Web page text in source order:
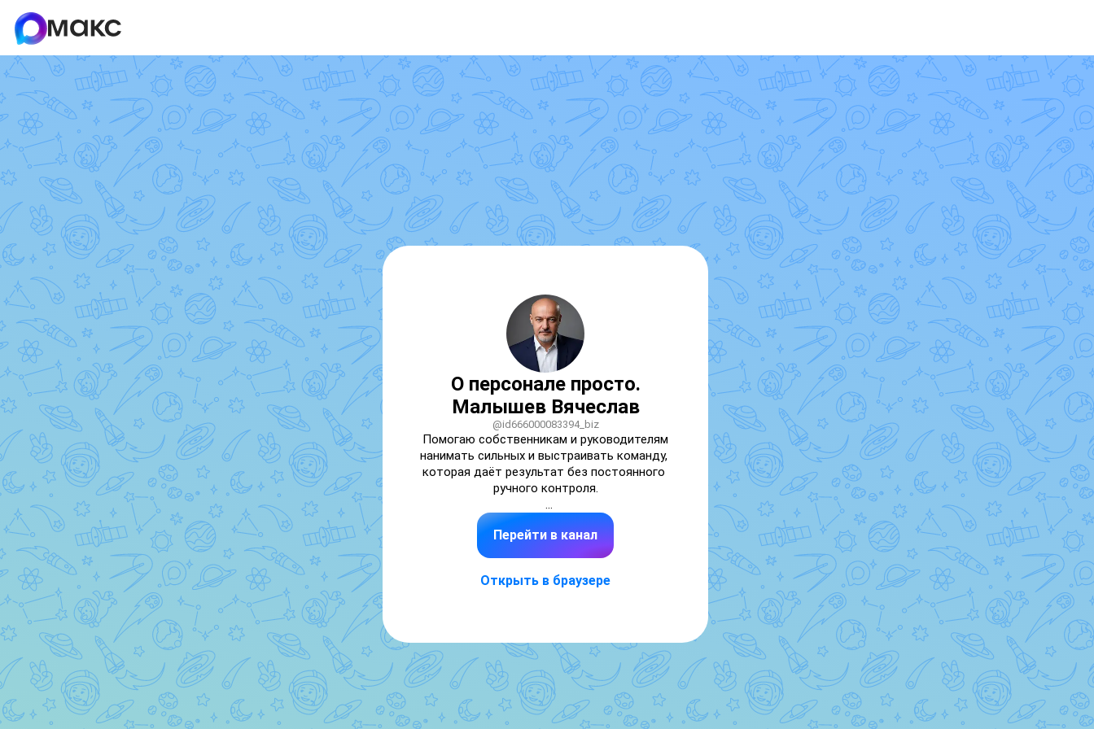
О персонале просто.
Малышев Вячеслав
@id666000083394_biz
Помогаю собственникам и руководителям
нанимать сильных и выстраивать команду,
которая даёт результат без постоянного
ручного контроля.
Разбираю реальные ситуации: как понять,
кто перед вами, ещё на собеседовании, кого
развивать, как распределять
«звёзд».
Начните с закрепа: https://web.max.ru/-712911
Связаться со мной: https://web.max.ru/
Перейти в канал
Открыть в браузере